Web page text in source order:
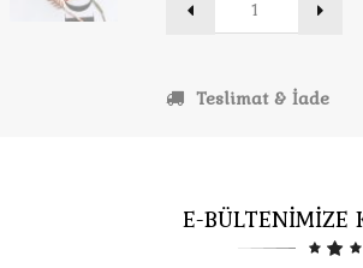
Teslimat & İade
E-BÜLTENİMİZE